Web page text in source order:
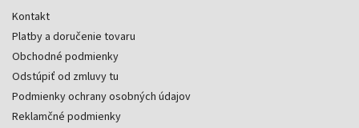
Kontakt
Platby a doručenie tovaru
Obchodné podmienky
Odstúpiť od zmluvy tu
Podmienky ochrany osobných údajov
Reklamčné podmienky